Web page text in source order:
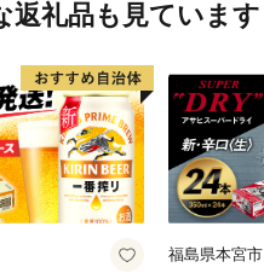
返礼品も見ています
福島県本宮市